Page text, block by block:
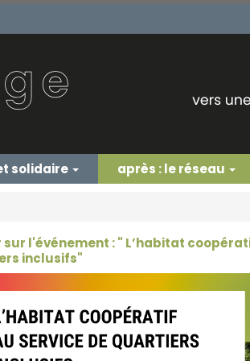
solidaire après : le réseau
sur l'événement : " L’habitat
inclusifs"